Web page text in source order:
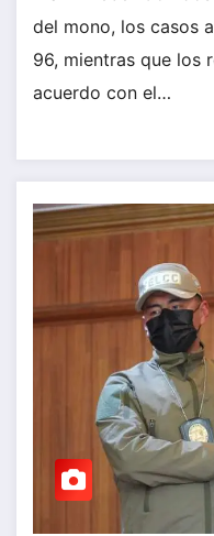
del mono, los casos
96, mientras que los
acuerdo con el…